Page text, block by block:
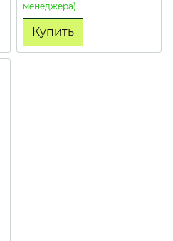
менеджера)
Купить